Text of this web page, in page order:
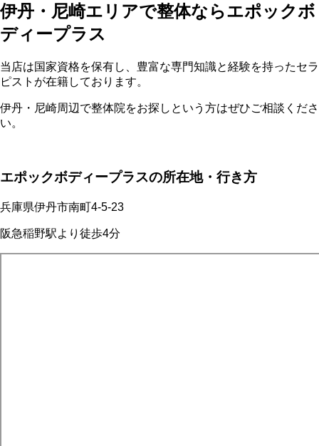
伊丹・尼崎エリアで整体ならエポックボ
ディープラス
当店は国家資格を保有し、豊富な専門知識と経験を持ったセラ
ピストが在籍しております。
伊丹・尼崎周辺で整体院をお探しという方はぜひご相談くださ
い。
エポックボディープラスの所在地・行き方
兵庫県伊丹市南町4-5-23
阪急稲野駅より徒歩4分